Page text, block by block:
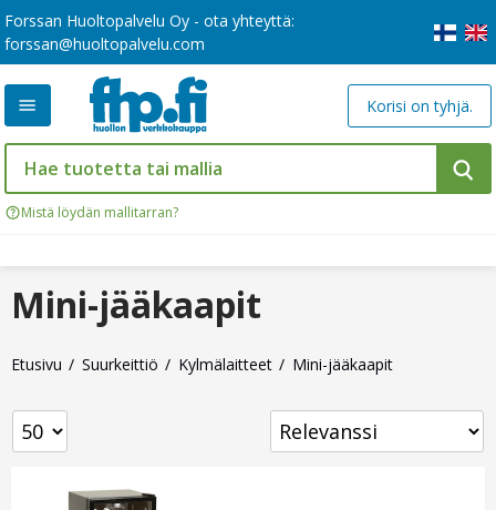
Forssan Huoltopalvelu Oy - ota yhteyttä:
forssan@huoltopalvelu.com
Mistä löydän mallitarran?
Korisi on tyhjä.
Etusivu Suurkeittiö Kylmälaitteet Mini-jääkaapit
Mini-jääkaapit